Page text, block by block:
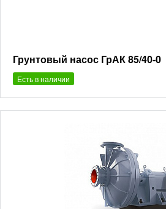
Грунтовый насос ГрАК 85/40-0
Есть в наличии